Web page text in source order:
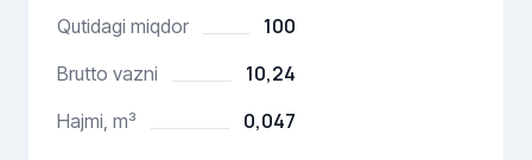
Qutidagi miqdor 100
Brutto vazni 10,24
Hajmi, m³ 0,047